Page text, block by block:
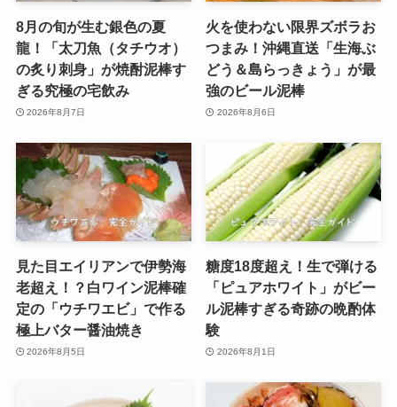
8月の旬が生む銀色の夏
龍！「太刀魚（タチウオ）
の炙り刺身」が焼酎泥棒す
ぎる究極の宅飲み
2026年8月7日
火を使わない限界ズボラお
つまみ！沖縄直送「生海ぶ
どう＆島らっきょう」が最
強のビール泥棒
2026年8月6日
見た目エイリアンで伊勢海
老超え！？白ワイン泥棒確
定の「ウチワエビ」で作る
極上バター醤油焼き
2026年8月5日
糖度18度超え！生で弾ける
「ピュアホワイト」がビー
ル泥棒すぎる奇跡の晩酌体
験
2026年8月1日